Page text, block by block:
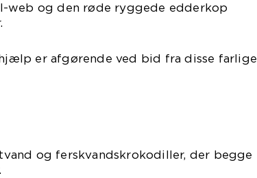
web og den røde ryggede edderkop
er afgørende ved bid fra disse farlige
og ferskvandskrokodiller, der begge